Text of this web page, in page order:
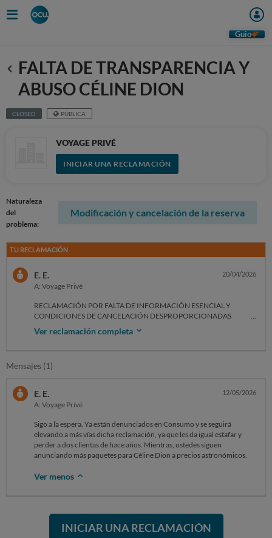
Guio
Anterior
FALTA DE TRANSPARENCIA Y
ABUSO CÉLINE DION
CLOSED PÚBLICA
VOYAGE PRIVÉ
INICIAR UNA RECLAMACIÓN
Naturaleza
del
problema:
Modificación y cancelación de la reserva
TU RECLAMACIÓN
E. E.
A: Voyage Privé
20/04/2026
RECLAMACIÓN POR FALTA DE INFORMACIÓN ESENCIAL Y
CONDICIONES DE CANCELACIÓN DESPROPORCIONADAS
He contratado un paquete para el concierto de Celine Dion en Paris La
facilitado información concreta sobre la ubicación exacta de las
entradas incluidas en el paquete (sector, fila o categoría real dentro del
recinto). Considero que esta información es esencial especialmente
teniendo en cuenta su elevado importe económico, contando con la
falta de transparencia al no indicar exactamente la fila y ubicación una
vez hecha la compra.
Asimismo, las condiciones de cancelación establecen la pérdida de
aproximadamente 80 €), incluso sin haberse asignado localidad
los principios de transparencia en la contratación con consumidores.
He solicitado previamente:
Ver reclamación completa
Mensajes (1)
E. E.
A: Voyage Privé
12/05/2026
Sigo a la espera. Ya están denunciados en Consumo y se seguirá
elevando a más vías dicha reclamación, ya que les da igual estafar y
perder a dos clientas de hace años. Mientras, ustedes siguen
anunciando más paquetes para Céline Dion a precios astronómicos.
Ver menos
INICIAR UNA RECLAMACIÓN